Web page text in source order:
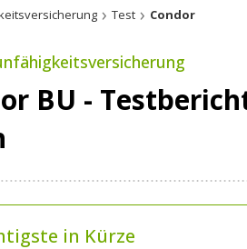
Gesundheit
Private
› Test › Condor
BU -
in Kürze